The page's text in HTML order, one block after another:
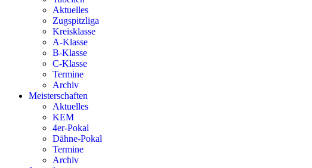
Aktuelles
Zugspitzliga
Kreisklasse
A-Klasse
B-Klasse
C-Klasse
Termine
Archiv
Meisterschaften
Aktuelles
KEM
4er-Pokal
Dähne-Pokal
Termine
Archiv